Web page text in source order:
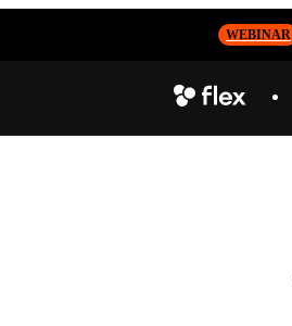
WEBINAR